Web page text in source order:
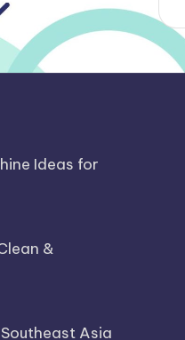
Ideas for
&
Asia